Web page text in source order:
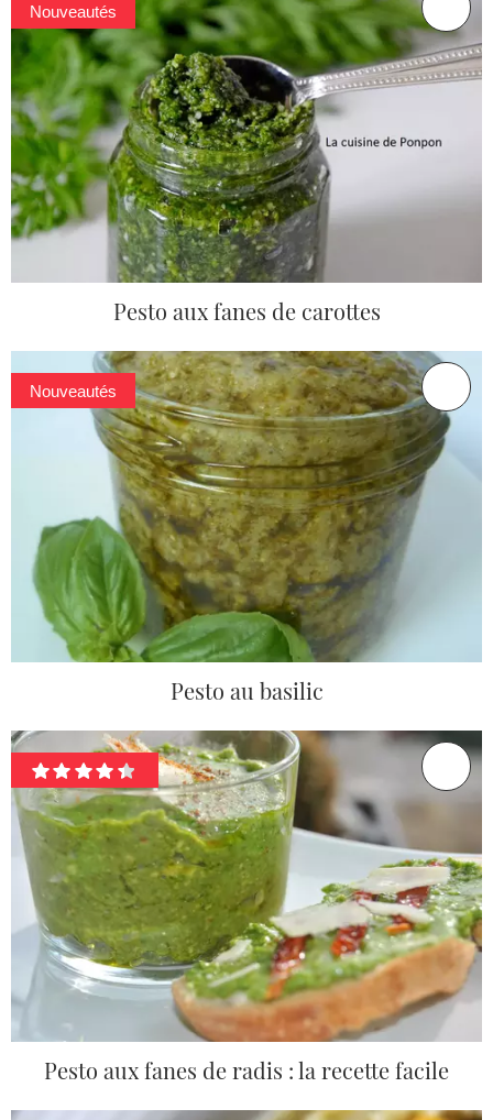
Nouveautés
Pesto aux fanes de carottes
Nouveautés
Pesto au basilic
Pesto aux fanes de radis : la recette facile